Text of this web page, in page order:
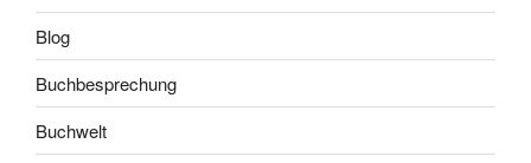
Blog
Buchbesprechung
Buchwelt